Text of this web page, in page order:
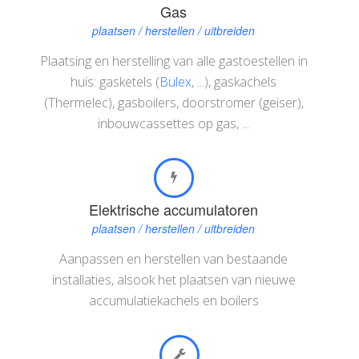
Gas
plaatsen / herstellen / uitbreiden
Plaatsing en herstelling van alle gastoestellen in
huis: gasketels (Bulex, ...), gaskachels
(Thermelec), gasboilers, doorstromer (geiser),
inbouwcassettes op gas, ...
Elektrische accumulatoren
plaatsen / herstellen / uitbreiden
Aanpassen en herstellen van bestaande
installaties, alsook het plaatsen van nieuwe
accumulatiekachels en boilers